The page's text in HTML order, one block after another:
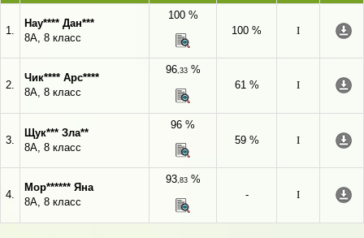
1.
Нау**** Дан***
8А, 8 класс
100 %
100 %
I
2.
Чик**** Арс****
8А, 8 класс
96,33%
61 %
I
3.
Щук*** Зла**
8А, 8 класс
96 %
59 %
I
4.
Мор****** Яна
8А, 8 класс
93,83%
-
I